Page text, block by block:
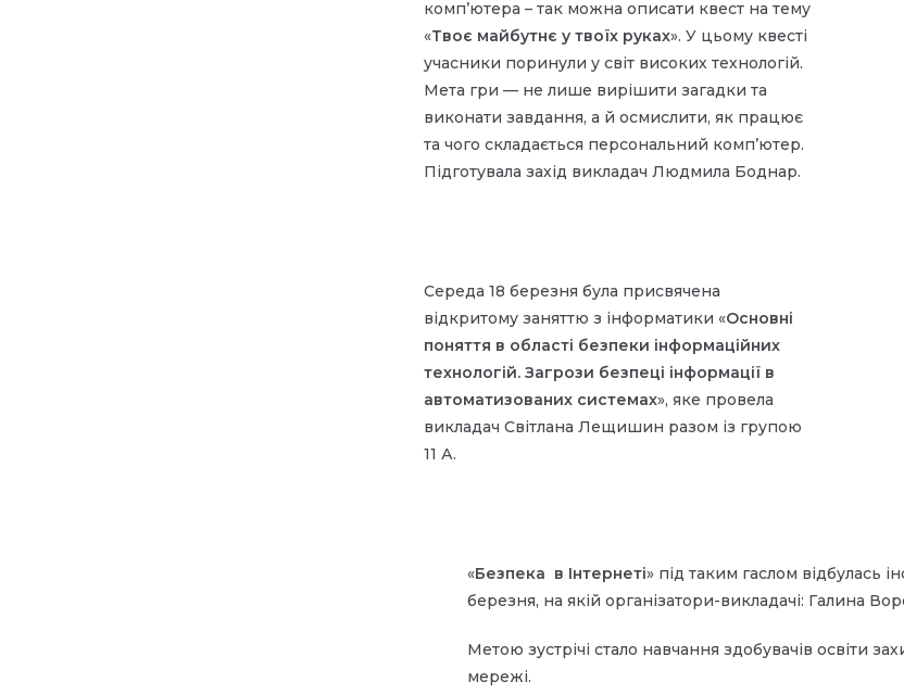
комп’ютера – так можна описати квест на тему
«Твоє майбутнє у твоїх руках». У цьому квесті
учасники поринули у світ високих технологій.
Мета гри — не лише вирішити загадки та
виконати завдання, а й осмислити, як працює
та чого складається персональний комп’ютер.
Підготувала захід викладач Людмила Боднар.
Середа 18 березня була присвячена
відкритому заняттю з інформатики «Основні
поняття в області безпеки інформаційних
технологій. Загрози безпеці інформації в
автоматизованих системах», яке провела
викладач Світлана Лещишин разом із групою
11 А.
«Безпека в Інтернеті» під таким гаслом відбулась
березня, на якій організатори-викладачі: Галина
Метою зустрічі стало навчання здобувачів освіти
мережі.